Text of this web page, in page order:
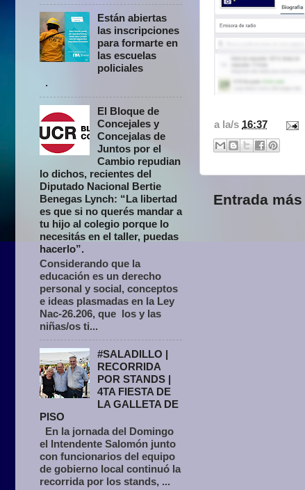
a la/s 16:37
Entrada
Están abiertas
las inscripciones
para formarte en
las escuelas
policiales
.
El Bloque de
Concejales y
Concejalas de
Juntos por el
Cambio repudian
lo dichos, recientes del
Diputado Nacional Bertie
Benegas Lynch: “La libertad
es que si no querés mandar a
tu hijo al colegio porque lo
necesitás en el taller, puedas
hacerlo”.
Considerando que la
educación es un derecho
personal y social, conceptos
e ideas plasmadas en la Ley
Nac-26.206, que los y las
niñas/os ti...
#SALADILLO |
RECORRIDA
POR STANDS |
4TA FIESTA DE
LA GALLETA DE
PISO
En la jornada del Domingo
el Intendente Salomón junto
con funcionarios del equipo
de gobierno local continuó la
recorrida por los stands, ...